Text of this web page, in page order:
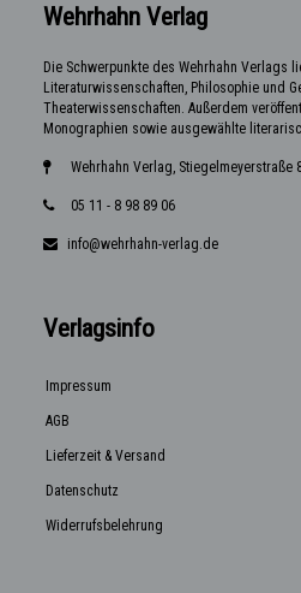
Wehrhahn Verlag
Die Schwerpunkte des Wehrhahn Verlags
Literaturwissenschaften, Philosophie und
Theaterwissenschaften. Außerdem
Monographien sowie ausgewählte
Wehrhahn Verlag, Stiegelmeyerstraße
05 11 - 8 98 89 06
info@wehrhahn-verlag.de
Verlagsinfo
Impressum
AGB
Lieferzeit & Versand
Datenschutz
Widerrufsbelehrung